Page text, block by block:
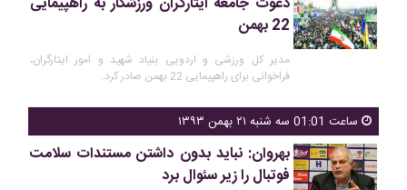
22 بهمن
مدیر کل ورزشی و اردویی بنیاد شهید و امور ایثارگران،
فراخوانی برای راهپیمایی 22 بهمن صادر کرد.
ساعت 01:01 سه شنبه ۲۱ بهمن ۱۳۹۳
بهروان: نباید بدون داشتن مستندات سلامت
فوتبال را زیر سئوال برد